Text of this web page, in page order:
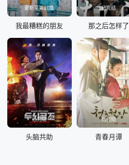
更新至第20集
我最糟糕的朋友
已完结
那之后怎样了
已完结
头脑共助
已完结
青春月谭